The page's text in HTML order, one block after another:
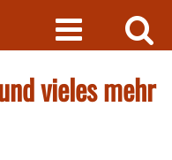
vieles mehr